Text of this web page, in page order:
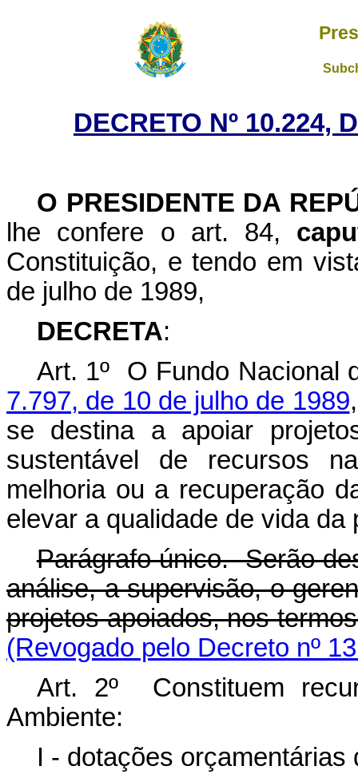
DECRETO Nº 10.224,
O PRESIDENTE DA
lhe confere o art. 84,
Constituição, e tendo em
de julho de 1989,
DECRETA:
Art. 1º O Fundo Nacional
7.797, de 10 de julho de 1989
se destina a apoiar
sustentável de recursos
melhoria ou a recuperação
elevar a qualidade de vida da
Parágrafo único. Serão
análise, a supervisão, o
projetos apoiados, nos
(Revogado pelo Decreto nº
Art. 2º Constituem
Ambiente:
I - dotações orçamentárias